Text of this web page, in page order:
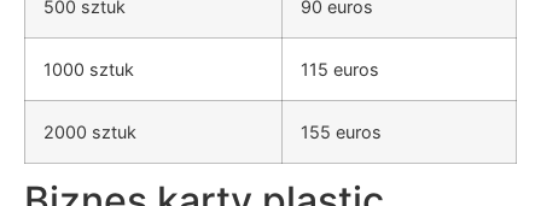
500 sztuk 90 euros
1000 sztuk 115 euros
2000 sztuk 155 euros